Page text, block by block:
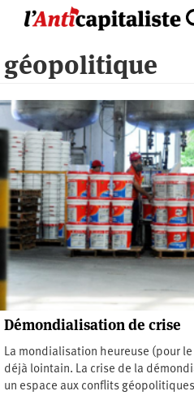
principal
géopolitique
Démondialisation de crise
La mondialisation heureuse (pour
déjà lointain. La crise de la
un espace aux conflits